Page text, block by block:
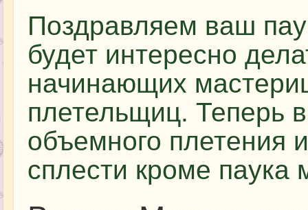
Поздравляем ваш
будет интересно
начинающих
плетельщиц. Теперь
объемного плетения
сплести кроме паука